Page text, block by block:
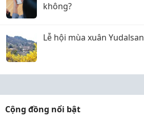
không?
Lễ hội mùa xuân Yudalsan
Cộng đồng nổi bật